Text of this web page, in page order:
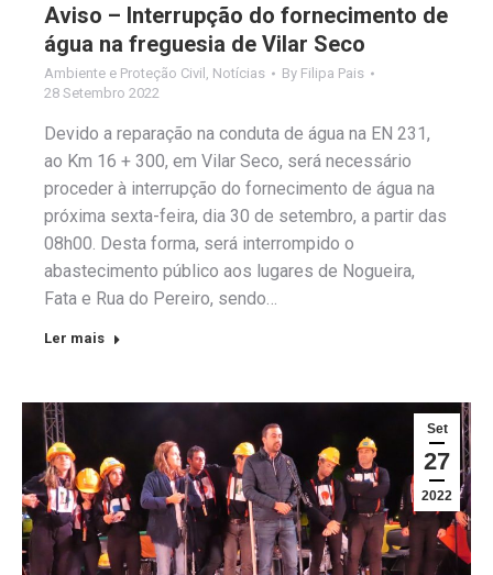
Aviso – Interrupção do fornecimento de
água na freguesia de Vilar Seco
Ambiente e Proteção Civil Notícias By Filipa Pais
28 Setembro 2022
Devido a reparação na conduta de água na EN 231,
ao Km 16 + 300, em Vilar Seco, será necessário
proceder à interrupção do fornecimento de água na
próxima sexta-feira, dia 30 de setembro, a partir das
08h00. Desta forma, será interrompido o
abastecimento público aos lugares de Nogueira,
Fata e Rua do Pereiro, sendo…
Ler mais
Set
27
2022